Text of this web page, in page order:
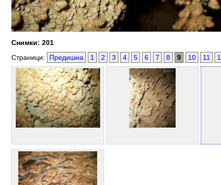
Снимки: 201
Страници:
Предишна 1 2 3 4 5 6 7 8 9 10 11